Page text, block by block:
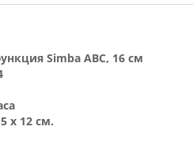
Simba ABC, 16 см
х 12 см.